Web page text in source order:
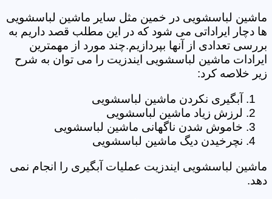
ماشین لباسشویی در خمین مثل سایر ماشین لباسشویی
ها دچار ایراداتی می شود که در این مطلب قصد داریم به
بررسی تعدادی از آنها بپردازیم.چند مورد از مهمترین
ایرادات ماشین لباسشویی ایندزیت را می توان به شرح
زیر خلاصه کرد:
آبگیری نکردن ماشین لباسشویی
لرزش زیاد ماشین لباسشویی
خاموش شدن ناگهانی ماشین لباسشویی
نچرخیدن دیگ ماشین لباسشویی
ماشین لباسشویی ایندزیت عملیات آبگیری را انجام نمی
دهد.